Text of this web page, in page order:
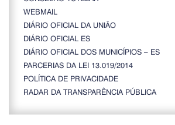
WEBMAIL
DIÁRIO OFICIAL DA UNIÃO
DIÁRIO OFICIAL ES
DIÁRIO OFICIAL DOS MUNICÍPIOS – ES
PARCERIAS DA LEI 13.019/2014
POLÍTICA DE PRIVACIDADE
RADAR DA TRANSPARÊNCIA PÚBLICA